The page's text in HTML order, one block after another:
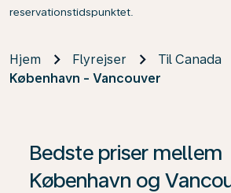
reservationstidspunktet.
Hjem Flyrejser
Til Canada
København - Vancouver
Bedste priser mellem
København og